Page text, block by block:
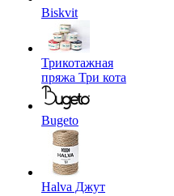
Biskvit
Трикотажная
пряжа Три кота
Bugeto
Halva Джут